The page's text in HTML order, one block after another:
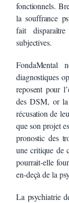
fonctionnels.
la souffrance
fait
subjectives.
FondaMental
diagnostiques
reposent pour
des DSM, or
récusation de
que son projet
pronostic des
une critique de
pourrait-elle
en-deçà de la
La psychiatrie